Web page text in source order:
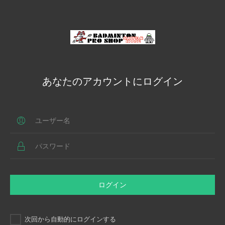
あなたのアカウントにログイン
ログイン
次回から自動的にログインする